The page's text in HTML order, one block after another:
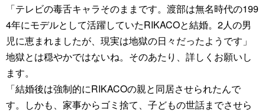
「テレビの毒舌キャラそのままです。渡部は無名時代の199
4年にモデルとして活躍していたRIKACOと結婚。2人の男
児に恵まれましたが、現実は地獄の日々だったようです」
地獄とは穏やかではないね。そのあたり、詳しくお願いし
ます。
「結婚後は強制的にRIKACOの親と同居させられたんで
す。しかも、家事からゴミ捨て、子どもの世話までさせら